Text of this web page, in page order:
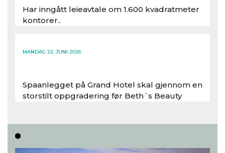
Har inngått leieavtale om 1.600 kvadratmeter
kontorer..
MANDAG 22. JUNI 2026
Spaanlegget på Grand Hotel skal gjennom en
storstilt oppgradering før Beth´s Beauty
Les hele artikkelen